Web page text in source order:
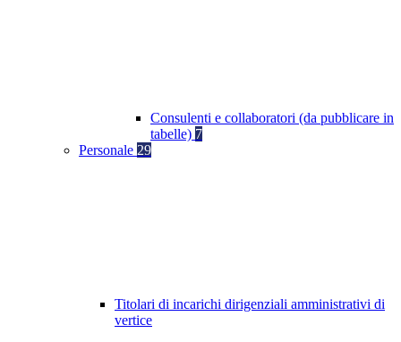
Consulenti e collaboratori (da pubblicare in
tabelle) 7
Personale 29
Titolari di incarichi dirigenziali amministrativi di
vertice